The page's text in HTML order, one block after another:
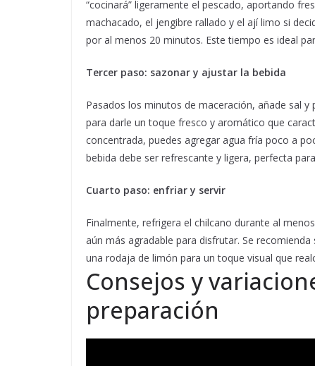
“cocinará” ligeramente el pescado, aportando
machacado, el jengibre rallado y el ají limo si
por al menos 20 minutos. Este tiempo es ideal
Tercer paso: sazonar y ajustar la bebida
Pasados los minutos de maceración, añade sal
para darle un toque fresco y aromático que
concentrada, puedes agregar agua fría poco a
bebida debe ser refrescante y ligera, perfecta
Cuarto paso: enfriar y servir
Finalmente, refrigera el chilcano durante al
aún más agradable para disfrutar. Se
una rodaja de limón para un toque visual que
Consejos y
preparación